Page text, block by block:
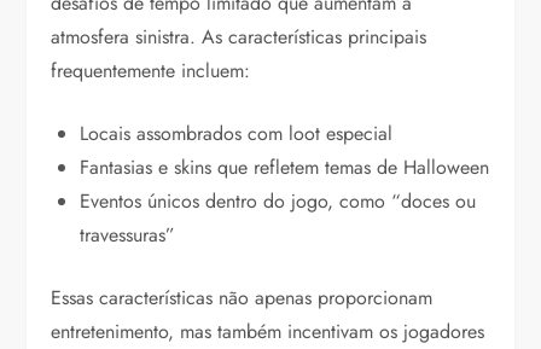
atmosfera sinistra. As características principais
frequentemente incluem:
Locais assombrados com loot especial
Fantasias e skins que refletem temas de Halloween
Eventos únicos dentro do jogo, como “doces ou
travessuras”
Essas características não apenas proporcionam
entretenimento, mas também incentivam os jogadores